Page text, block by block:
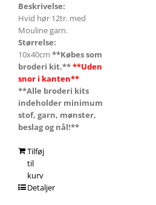
Beskrivelse:
Hvid hør 12tr. med
Mouline garn.
Størrelse:
10x40cm **Købes som
broderi kit.****Uden
snor i kanten**
**Alle broderi kits
indeholder minimum
stof, garn, mønster,
beslag og nål!**
Tilføj
til
kurv
Detaljer